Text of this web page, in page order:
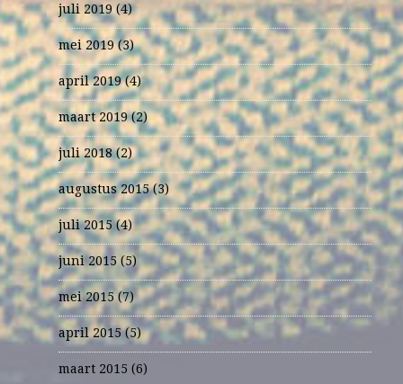
juli 2019(4)
mei 2019(3)
april 2019(4)
maart 2019(2)
juli 2018(2)
augustus 2015(3)
juli 2015(4)
juni 2015 (5)
mei 2015(7)
april 2015(5)
maart 2015 (6)